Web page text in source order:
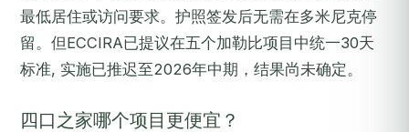
最低居住或访问要求。护照签发后无需在多米尼克停
留。但ECCIRA已提议在五个加勒比项目中统一30天
标准, 实施已推迟至2026年中期，结果尚未确定。
四口之家哪个项目更便宜？